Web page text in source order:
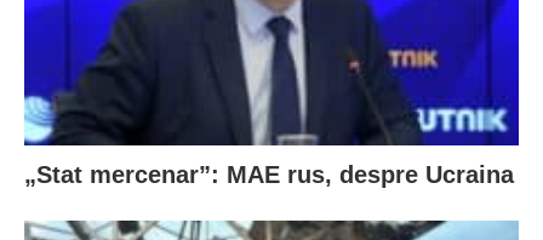
„Stat mercenar”: MAE rus, despre Ucraina